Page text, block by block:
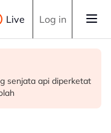
Live Log in
hari ini
bantu siasatan
senjata api diperketat